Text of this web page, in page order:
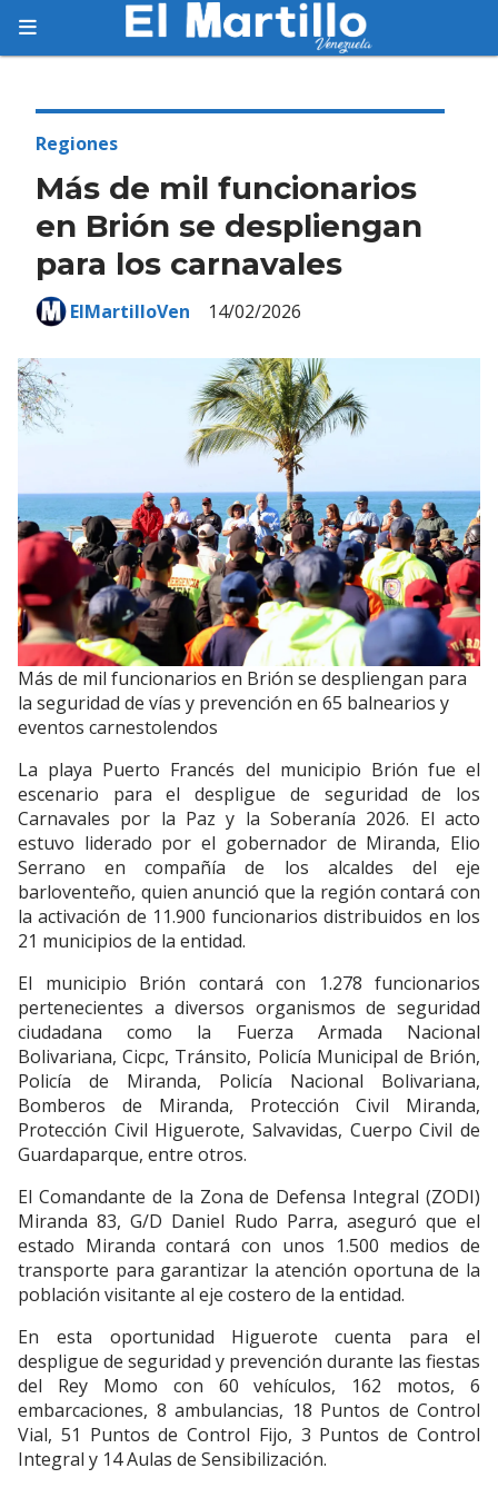
Más de mil funcionarios
en Brión se despliengan
para los carnavales
Regiones
14/02/2026
ElMartilloVen
Más de mil funcionarios en Brión se despliengan para
la seguridad de vías y prevención en 65 balnearios y
eventos carnestolendos
La playa Puerto Francés del municipio Brión fue el
escenario para el despligue de seguridad de los
Carnavales por la Paz y la Soberanía 2026. El acto
estuvo liderado por el gobernador de Miranda, Elio
Serrano en compañía de los alcaldes del eje
barloventeño, quien anunció que la región contará con
la activación de 11.900 funcionarios distribuidos en los
21 municipios de la entidad.
El municipio Brión contará con 1.278 funcionarios
pertenecientes a diversos organismos de seguridad
ciudadana como la Fuerza Armada Nacional
Bolivariana, Cicpc, Tránsito, Policía Municipal de Brión,
Policía de Miranda, Policía Nacional Bolivariana,
Bomberos de Miranda, Protección Civil Miranda,
Protección Civil Higuerote, Salvavidas, Cuerpo Civil de
Guardaparque, entre otros.
El Comandante de la Zona de Defensa Integral (ZODI)
Miranda 83, G/D Daniel Rudo Parra, aseguró que el
estado Miranda contará con unos 1.500 medios de
transporte para garantizar la atención oportuna de la
población visitante al eje costero de la entidad.
En esta oportunidad Higuerote cuenta para el
despligue de seguridad y prevención durante las fiestas
del Rey Momo con 60 vehículos, 162 motos, 6
embarcaciones, 8 ambulancias, 18 Puntos de Control
Vial, 51 Puntos de Control Fijo, 3 Puntos de Control
Integral y 14 Aulas de Sensibilización.
Suscríbete
Suscríbete a nuestro servicio gratuito de
información diaria en tu email.
Suscribirme